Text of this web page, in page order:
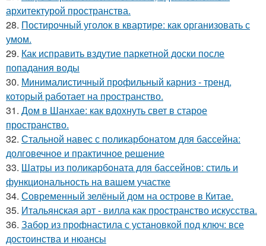
архитектурой пространства.
28. Постирочный уголок в квартире: как организовать с
умом.
29. Как исправить вздутие паркетной доски после
попадания воды
30. Минималистичный профильный карниз - тренд,
который работает на пространство.
31. Дом в Шанхае: как вдохнуть свет в старое
пространство.
32. Стальной навес с поликарбонатом для бассейна:
долговечное и практичное решение
33. Шатры из поликарбоната для бассейнов: стиль и
функциональность на вашем участке
34. Современный зелёный дом на острове в Китае.
35. Итальянская арт - вилла как пространство искусства.
36. Забор из профнастила с установкой под ключ: все
достоинства и нюансы